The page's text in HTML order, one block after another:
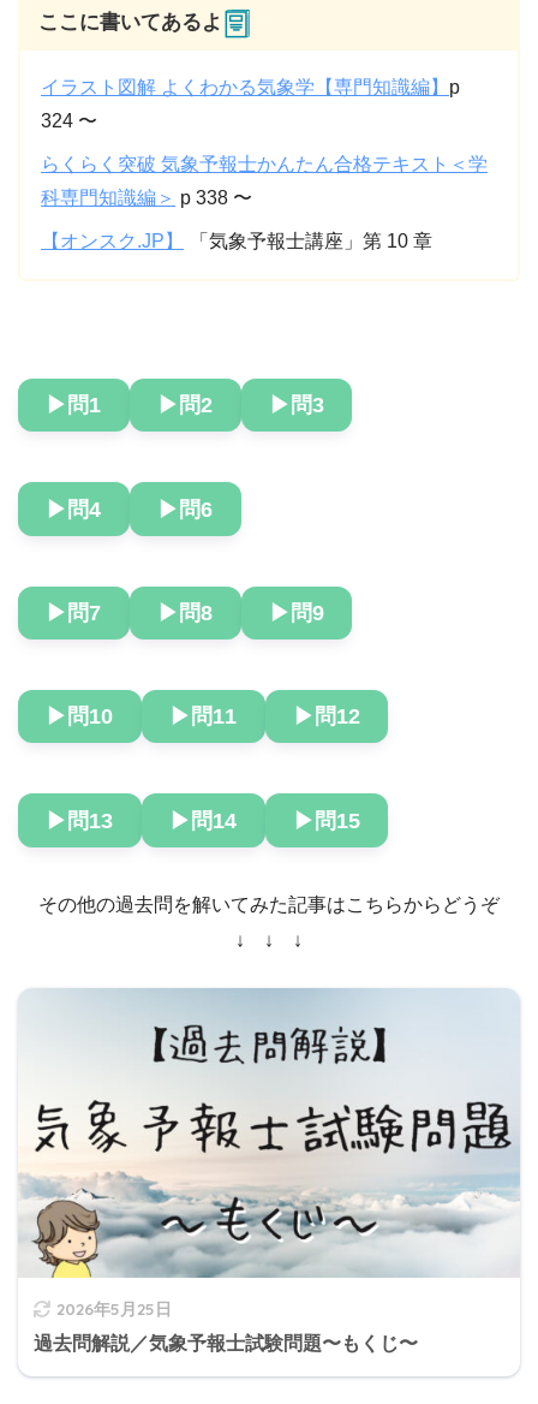
ここに書いてあるよ
イラスト図解 よくわかる気象学【専門知識編】 p
324 〜
らくらく突破 気象予報士かんたん合格テキスト＜学
科専門知識編＞ p 338 〜
【オンスク.JP】 「気象予報士講座」第 10 章
▶︎問1 ▶︎問2 ▶︎問3
▶︎問4 ▶︎問6
▶︎問7 ▶︎問8 ▶︎問9
▶︎問10 ▶︎問11 ▶︎問12
▶︎問13 ▶︎問14 ▶︎問15
その他の過去問を解いてみた記事はこちらからどうぞ
↓ ↓ ↓
2026年5月25日
過去問解説／気象予報士試験問題〜もくじ〜